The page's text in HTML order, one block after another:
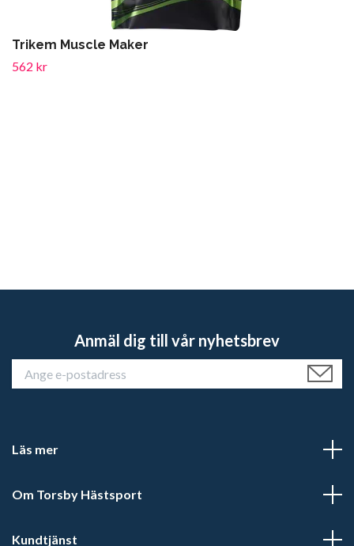
Trikem Muscle Maker
562 kr
Anmäl dig till vår nyhetsbrev
Läs mer
Om Torsby Hästsport
Kundtjänst